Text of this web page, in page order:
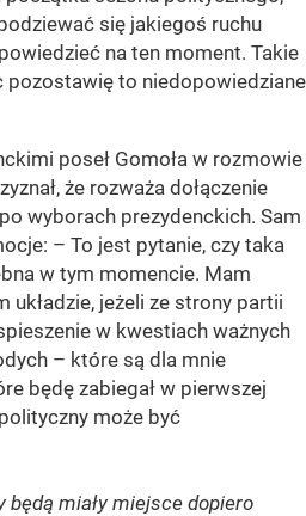
się jakiegoś ruchu
na ten moment. Takie
pozostawię to niedopowiedziane
poseł Gomoła w rozmowie
że rozważa dołączenie
wyborach prezydenckich. Sam
– To jest pytanie, czy taka
w tym momencie. Mam
układzie, jeżeli ze strony partii
w kwestiach ważnych
– które są dla mnie
będę zabiegał w pierwszej
może być
będą miały miejsce dopiero